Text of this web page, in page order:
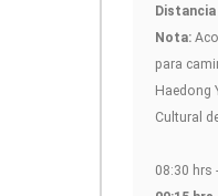
Nota:
para
Haedong
Cultural
08:30 hrs